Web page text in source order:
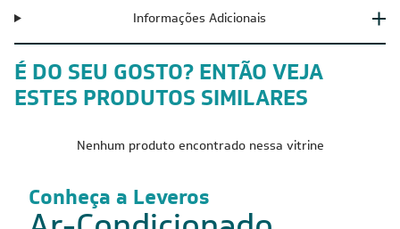
Informações Adicionais
É DO SEU GOSTO? ENTÃO VEJA
ESTES PRODUTOS SIMILARES
Nenhum produto encontrado nessa vitrine
Conheça a Leveros